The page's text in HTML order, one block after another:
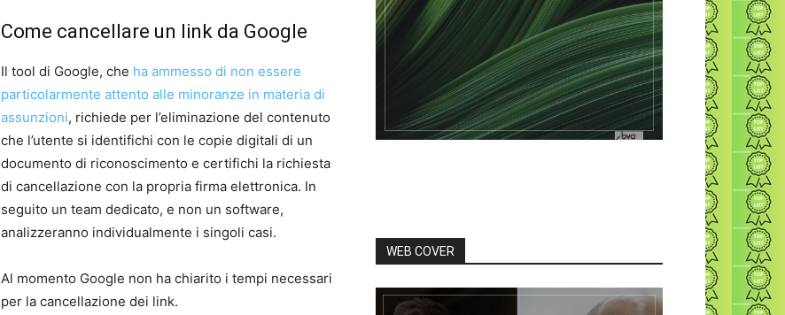
Come cancellare un link da Google
Il tool di Google, che ha ammesso di non essere
particolarmente attento alle minoranze in materia di
assunzioni, richiede per l’eliminazione del contenuto
che l’utente si identifichi con le copie digitali di un
documento di riconoscimento e certifichi la richiesta
di cancellazione con la propria firma elettronica. In
seguito un team dedicato, e non un software,
analizzeranno individualmente i singoli casi.
Al momento Google non ha chiarito i tempi necessari
per la cancellazione dei link.
WEB COVER